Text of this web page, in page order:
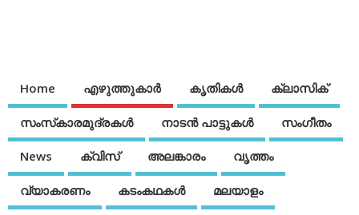
Home എഴുത്തുകാര്‍ കൃതികൾ ക്ലാസിക്
സംസ്‌കാരമുദ്രകള്‍ നാടന്‍ പാട്ടുകള്‍ സംഗീതം
News ക്വിസ് അലങ്കാരം വൃത്തം
വ്യാകരണം കടംകഥകള്‍ മലയാളം